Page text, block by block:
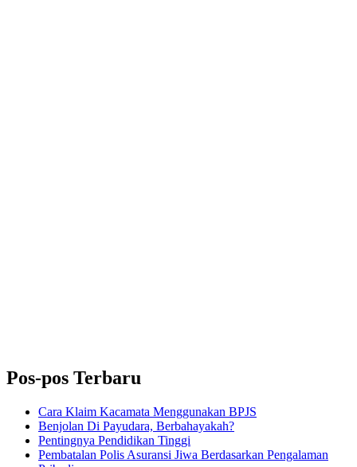
Pos-pos Terbaru
Cara Klaim Kacamata Menggunakan BPJS
Benjolan Di Payudara, Berbahayakah?
Pentingnya Pendidikan Tinggi
Pembatalan Polis Asuransi Jiwa Berdasarkan Pengalaman